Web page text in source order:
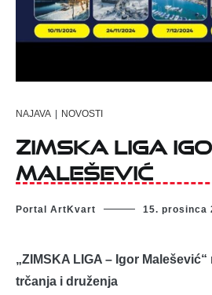
NAJAVA | NOVOSTI
Zimska Liga
Malešević
Portal ArtKvart 15. prosinca
„ZIMSKA LIGA – Igor
trčanja i druženja